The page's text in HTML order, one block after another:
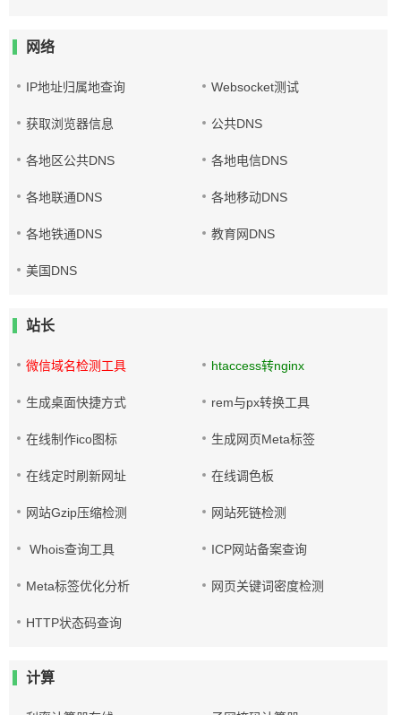
网络
IP地址归属地查询 Websocket测试
获取浏览器信息 公共DNS
各地区公共DNS 各地电信DNS
各地联通DNS 各地移动DNS
各地铁通DNS 教育网DNS
美国DNS
站长
微信域名检测工具 htaccess转nginx
生成桌面快捷方式 rem与px转换工具
在线制作ico图标 生成网页Meta标签
在线定时刷新网址 在线调色板
网站Gzip压缩检测 网站死链检测
Whois查询工具 ICP网站备案查询
Meta标签优化分析 网页关键词密度检测
HTTP状态码查询
计算